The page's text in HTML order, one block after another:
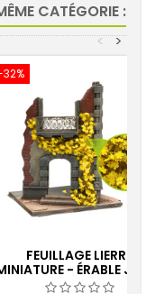
CATÉGORIE :
>
<
FEUILLAGE LIERRE
- ÉRABLE
- LARGE